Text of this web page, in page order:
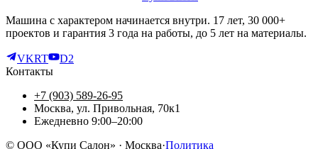
Машина с характером начинается внутри. 17 лет, 30 000+
проектов и гарантия 3 года на работы, до 5 лет на материалы.
VKRT
D2
Контакты
+7 (903) 589-26-95
Москва, ул. Привольная, 70к1
Ежедневно 9:00–20:00
© ООО «Купи Салон» · Москва·Политика